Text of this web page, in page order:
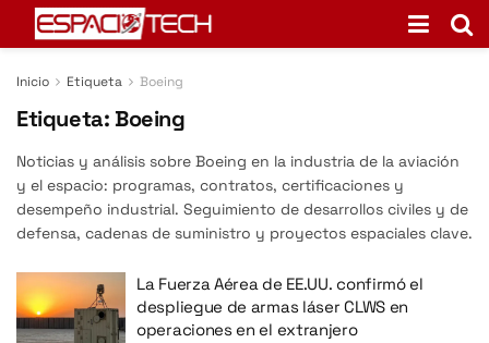
Inicio Etiqueta Boeing
Etiqueta: Boeing
Noticias y análisis sobre Boeing en la industria de la aviación
y el espacio: programas, contratos, certificaciones y
desempeño industrial. Seguimiento de desarrollos civiles y de
defensa, cadenas de suministro y proyectos espaciales clave.
La Fuerza Aérea de EE.UU. confirmó el
despliegue de armas láser CLWS en
operaciones en el extranjero